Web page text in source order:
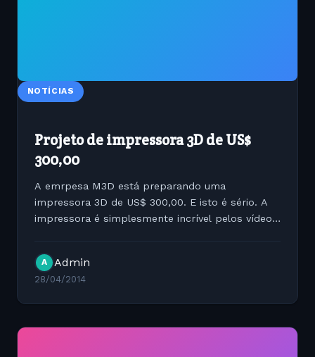
NOTÍCIAS
Projeto de impressora 3D de US$
300,00
A emrpesa M3D está preparando uma
impressora 3D de US$ 300,00. E isto é sério. A
impressora é simplesmente incrível pelos vídeos
A Admin
28/04/2014